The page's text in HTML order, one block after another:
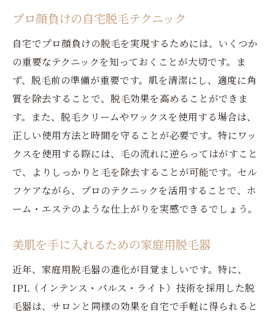
プロ顔負けの自宅脱毛テクニック
自宅でプロ顔負けの脱毛を実現するためには、いくつか
の重要なテクニックを知っておくことが大切です。ま
ず、脱毛前の準備が重要です。肌を清潔にし、適度に角
質を除去することで、脱毛効果を高めることができま
す。また、脱毛クリームやワックスを使用する場合は、
正しい使用方法と時間を守ることが必要です。特にワッ
クスを使用する際には、毛の流れに逆らってはがすこと
で、よりしっかりと毛を除去することが可能です。セル
フケアながら、プロのテクニックを活用することで、ホ
ーム・エステのような仕上がりを実感できるでしょう。
美肌を手に入れるための家庭用脱毛器
近年、家庭用脱毛器の進化が目覚ましいです。特に、
IPL（インテンス・パルス・ライト）技術を採用した脱
毛器は、サロンと同様の効果を自宅で手軽に得られると